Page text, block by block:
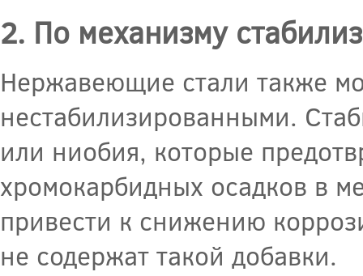
2. По механизму
Нержавеющие стали также
нестабилизированными.
или ниобия, которые
хромокарбидных осадков в
привести к снижению
не содержат такой добавки.